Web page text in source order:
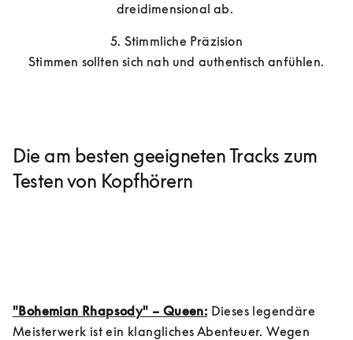
dreidimensional ab.
5. Stimmliche Präzision
Die am besten geeigneten Tracks zum
Testen von Kopfhörern
"Bohemian Rhapsody" – Queen: Dieses legendäre
Meisterwerk ist ein klangliches Abenteuer. Wegen